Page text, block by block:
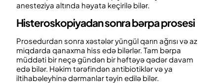
anesteziya altında həyata keçirilə bilər.
Histeroskopiyadan sonra bərpa prosesi
Prosedurdan sonra xəstələr yüngül qarın ağrısı və az
miqdarda qanaxma hiss edə bilərlər. Tam bərpa
müddəti bir neçə gündən bir həftəyə qədər davam
edə bilər. Həkim tərəfindən antibiotiklər və ya
iltihabəleyhinə dərmanlar təyin edilə bilər.